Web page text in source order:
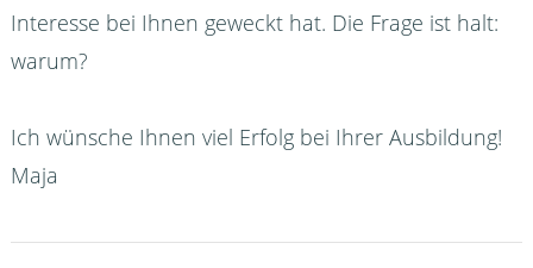
Interesse bei Ihnen geweckt hat. Die Frage ist halt:
warum?
Ich wünsche Ihnen viel Erfolg bei Ihrer Ausbildung!
Maja